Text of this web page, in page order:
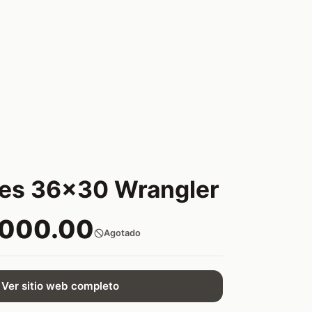
36x30 Wrangler
Agotado
Ver sitio web completo